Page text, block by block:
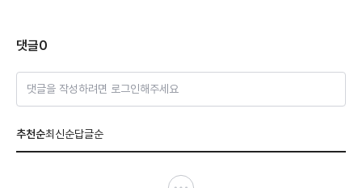
댓글0
댓글을 작성하려면 로그인해주세요
추천순최신순답글순